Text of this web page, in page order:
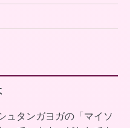
ュタンガヨガの「マイソ